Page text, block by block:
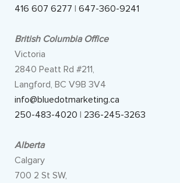
416 607 6277 | 647-360-9241
British Columbia Office
Victoria
2840 Peatt Rd #211,
Langford, BC V9B 3V4
info@bluedotmarketing.ca
250-483-4020 | 236-245-3263
Alberta
Calgary
700 2 St SW,